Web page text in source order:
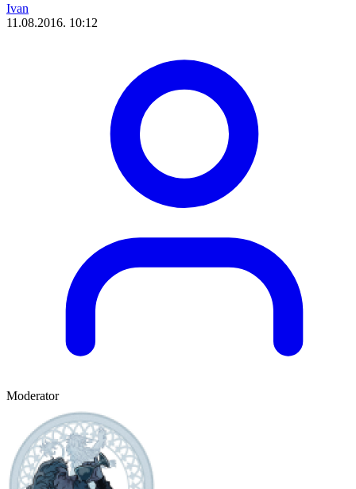
Ivan
11.08.2016. 10:12
Moderator